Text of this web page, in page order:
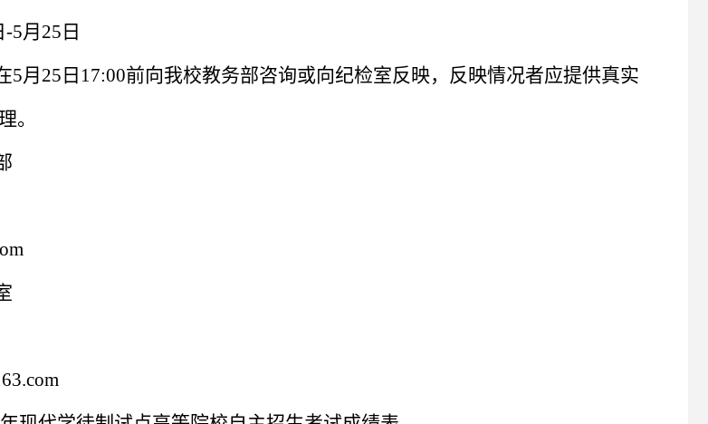
-5月25 日
5月25 日 17:00前向我校教务部咨询或向纪检室反映，反映情况者应提供真实
。